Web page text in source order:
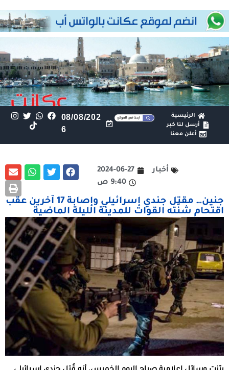
الرئيسية
أرسل لنا خبر
أعلن معنا
08/08/202
6
أخبار
2024-06-27
9:40 ص
جنين… مقتل جندي إسرائيلي وإصابة 17 آخرين عقب
اقتحام شنّته القوات للمدينة الليلة الماضية